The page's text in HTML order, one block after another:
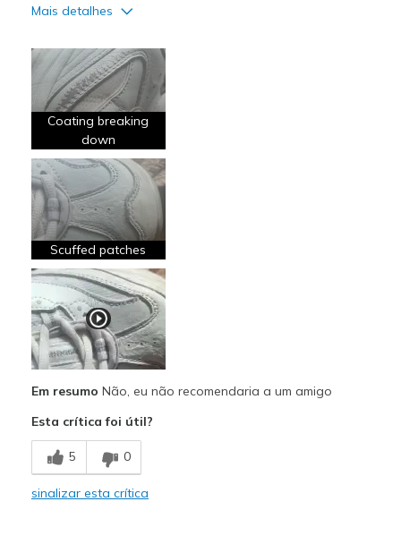
Mais detalhes
Attractive Design
Breathe Well
Comfortable
Stylish
Contras
Poor Quality
Wear Out Quickly
Melhores utilizações
Going Out
Special Occasions
View On Shoes
Coating breaking
down
Scuffed patches
Em resumo Não, eu não recomendaria a um amigo
Esta crítica foi útil?
5 0
sinalizar esta crítica